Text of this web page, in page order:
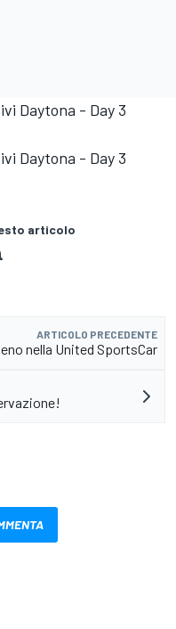
Daytona - Day 3
Daytona - Day 3
articolo
ARTICOLO PRECEDENTE
nella United SportsCar